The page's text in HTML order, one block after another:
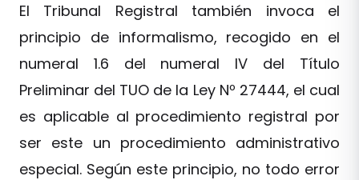
El Tribunal Registral también invoca el
principio de informalismo, recogido en el
numeral 1.6 del numeral IV del Título
Preliminar del TUO de la Ley Nº 27444, el cual
es aplicable al procedimiento registral por
ser este un procedimiento administrativo
especial. Según este principio, no todo error